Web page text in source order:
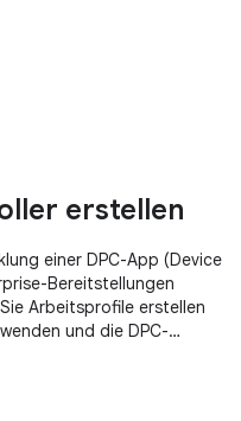
erstellen
einer DPC-App (Device
Bereitstellungen
Arbeitsprofile erstellen
und die DPC-